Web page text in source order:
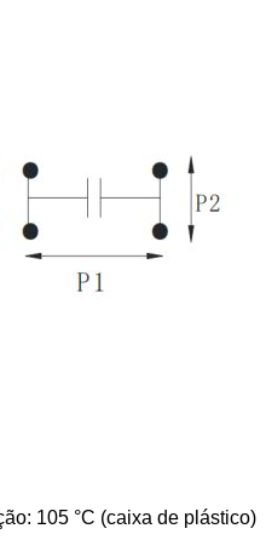
105 °C (caixa de plástico)